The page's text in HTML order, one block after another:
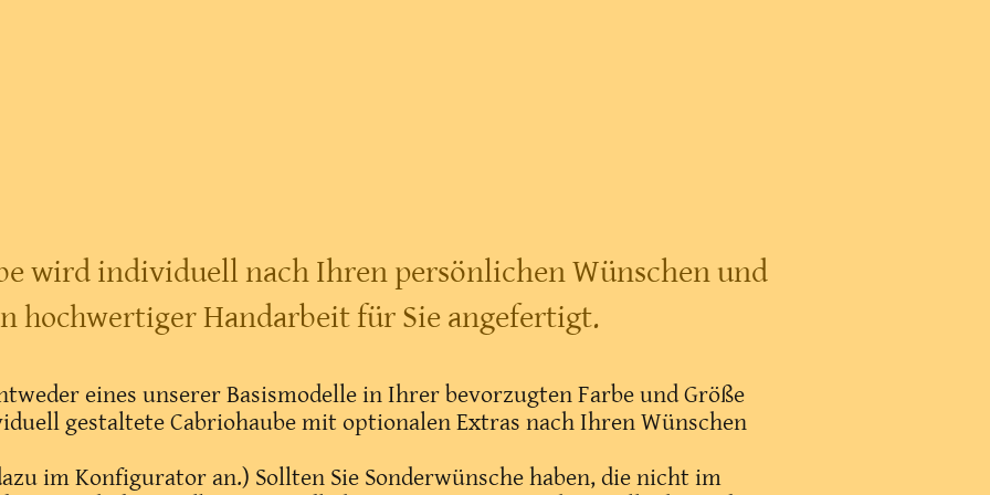
eines unserer Basismodelle in Ihrer bevorzugten Farbe und Größe
gestaltete Cabriohaube mit optionalen Extras nach Ihren Wünschen
im Konfigurator an.) Sollten Sie Sonderwünsche haben, die nicht im
wird individuell nach Ihren persönlichen Wünschen und
hochwertigerHandarbeit für Sie angefertigt.